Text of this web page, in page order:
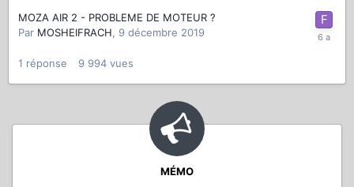
MOZA AIR 2 - PROBLEME DE MOTEUR ?
Par MOSHEIFRACH, 9 décembre 2019
1 réponse 9 994 vues
MÉMO